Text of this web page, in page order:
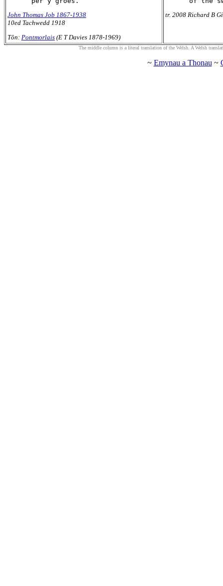
John Thomas Job 1867-1938
10ed Tachwedd 1918
Tôn: Pontmorlais (E T Davies 1878-1969)
tr. 2008 Richard B
The middle column is a literal translation of the Welsh. A Welsh
~ Emynau a Thonau~